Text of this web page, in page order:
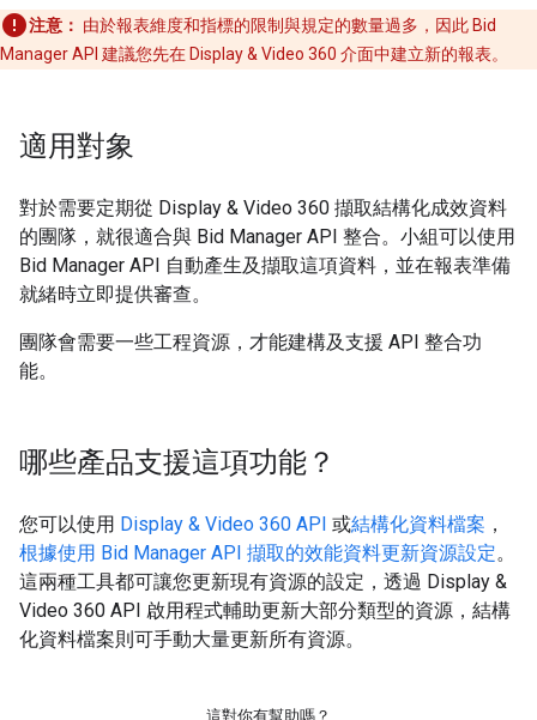
注意： 由於報表維度和指標的限制與規定的數量過多，因此 Bid
Manager API 建議您先在 Display & Video 360 介面中建立新的報表。
適用對象
對於需要定期從 Display & Video 360 擷取結構化成效資料
的團隊，就很適合與 Bid Manager API 整合。小組可以使用
Bid Manager API 自動產生及擷取這項資料，並在報表準備
就緒時立即提供審查。
團隊會需要一些工程資源，才能建構及支援 API 整合功
能。
哪些產品支援這項功能？
您可以使用 Display & Video 360 API 或結構化資料檔案 ，
根據使用 Bid Manager API 擷取的效能資料更新資源設定。
這兩種工具都可讓您更新現有資源的設定，透過 Display &
Video 360 API 啟用程式輔助更新大部分類型的資源，結構
化資料檔案則可手動大量更新所有資源。
這對你有幫助嗎？